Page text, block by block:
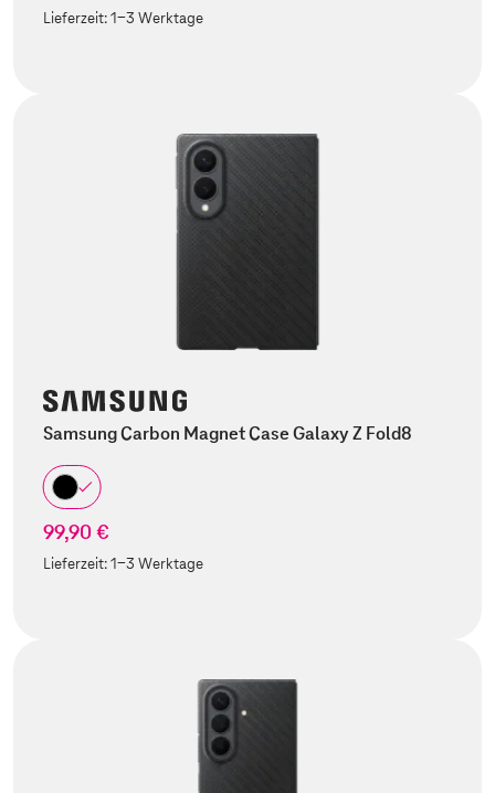
Lieferzeit:1-3 Werktage
Samsung Carbon Magnet Case Galaxy Z Fold8
99,90 €
Lieferzeit:1-3 Werktage